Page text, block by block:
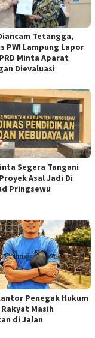
Tetangga,
PWI Lampung Lapor
Minta Aparat
Dievaluasi
Segera Tangani
Asal Jadi Di
Pringsewu
Penegak Hukum
Masih
di Jalan